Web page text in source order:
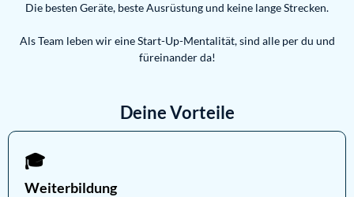
Die besten Geräte, beste Ausrüstung und keine lange Strecken.
Als Team leben wir eine Start-Up-Mentalität, sind alle per du und
füreinander da!
Deine Vorteile
🎓
Weiterbildung